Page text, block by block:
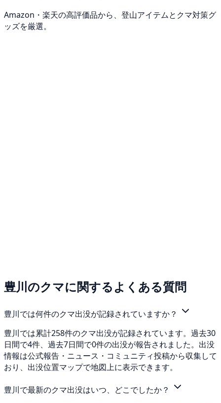
Amazon・楽天の高評価品から、登山アイテムとクマ対策グ
ッズを厳選。
豊川のクマに関するよくある質問
豊川では何件のクマ出没が記録されていますか？
豊川では累計258件のクマ出没が記録されています。過去30
日間で4件、過去7日間で0件の出没が報告されました。出没
情報は公式報告・ニュース・コミュニティ投稿から収集して
おり、出没位置マップで地図上に表示できます。
豊川で最新のクマ出没はいつ、どこでしたか？